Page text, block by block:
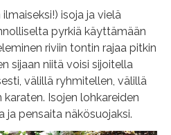
isoja ja vielä
pyrkiä käyttämään
riviin tontin rajaa pitkin
sijaan niitä voisi sijoitella
välillä ryhmitellen, välillä
Isojen lohkareiden
ja pensaita näkösuojaksi.